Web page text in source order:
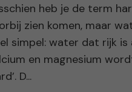
heb je de term
zien komen, maar
simpel: water dat rijk is
en magnesium
D...